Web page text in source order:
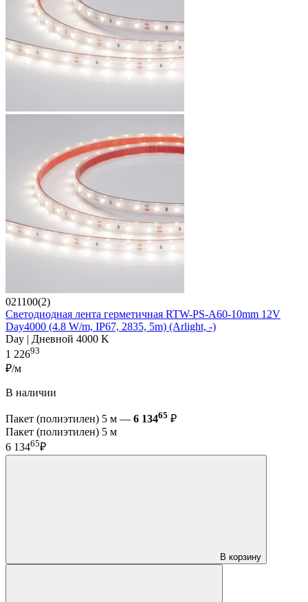
021100(2)
Светодиодная лента герметичная RTW-PS-A60-10mm 12V
Day4000 (4.8 W/m, IP67, 2835, 5m) (Arlight, -)
Day | Дневной 4000 K
1 22693
₽/м
В наличии
Пакет (полиэтилен) 5 м — 6 13465 ₽
Пакет (полиэтилен) 5 м
6 13465₽
В корзину